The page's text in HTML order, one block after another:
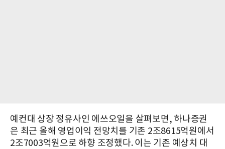
예컨대 상장 정유사인 에쓰오일을 살펴보면, 하나증권
은 최근 올해 영업이익 전망치를 기존 2조8615억원에서
2조7003억원으로 하향 조정했다. 이는 기존 예상치 대